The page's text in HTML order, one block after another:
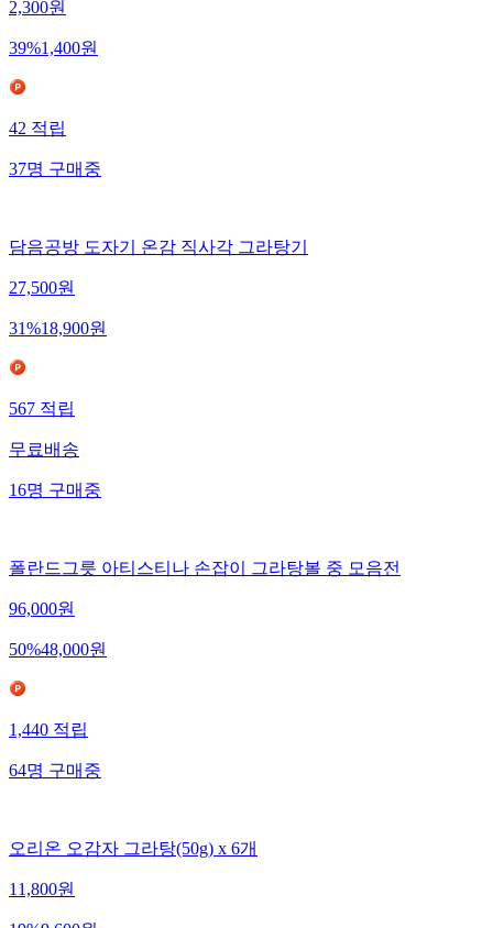
2,300원
39%1,400원
42적립
37명구매중
담음공방 도자기 온감 직사각 그라탕기
27,500원
31%18,900원
567적립
무료배송
16명구매중
폴란드그릇 아티스티나 손잡이 그라탕볼 중 모음전
96,000원
50%48,000원
1,440적립
64명구매중
오리온 오감자 그라탕(50g) x 6개
11,800원